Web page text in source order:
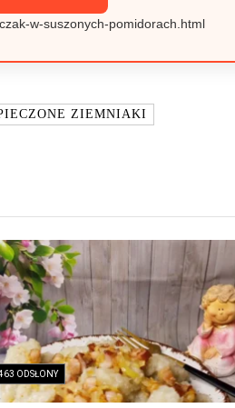
w-suszonych-pomidorach.html
ZIEMNIAKI
ODSŁONY